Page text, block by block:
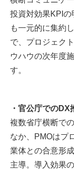
投資対効果KPI
も一元的に集約
で、プロジェク
ウハウの次年度
す。
・官公庁でのDX
複数省庁横断で
なか、PMOはプ
業体との合意形
主導。導入効果